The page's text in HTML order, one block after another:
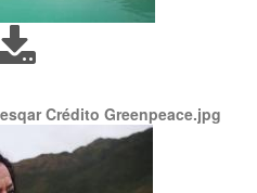
Crédito Greenpeace.jpg